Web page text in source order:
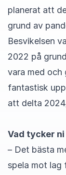
planerat att
grund av
Besvikelsen
2022 på
vara med och
fantastisk
att delta
Vad tycker
– Det bästa
spela mot lag